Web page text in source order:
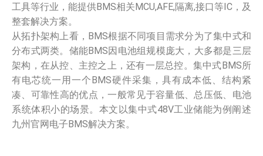
工具等行业，能提供BMS相关MCU,AFE,隔离,接口等IC，及
整套解决方案。
从拓扑架构上看，BMS根据不同项目需求分为了集中式和
分布式两类。储能BMS因电池组规模庞大，大多都是三层
架构，在从控、主控之上，还有一层总控。集中式BMS所
有电芯统一用一个BMS硬件采集，具有成本低、结构紧
凑、可靠性高的优点，一般常见于容量低、总压低、电池
系统体积小的场景。本文以集中式48V工业储能为例阐述
九州官网电子BMS解决方案。